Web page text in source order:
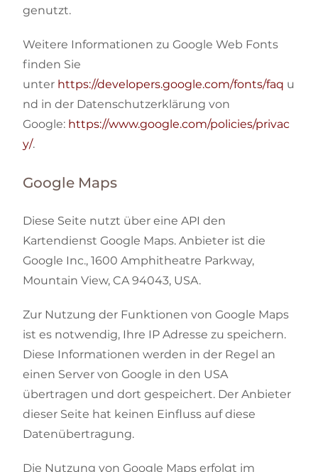
genutzt.
Weitere Informationen zu Google Web Fonts
finden Sie
unter https://developers.google.com/fonts/faq u
nd in der Datenschutzerklärung von
Google: https://www.google.com/policies/privac
y/.
Google Maps
Diese Seite nutzt über eine API den
Kartendienst Google Maps. Anbieter ist die
Google Inc., 1600 Amphitheatre Parkway,
Mountain View, CA 94043, USA.
Zur Nutzung der Funktionen von Google Maps
ist es notwendig, Ihre IP Adresse zu speichern.
Diese Informationen werden in der Regel an
einen Server von Google in den USA
übertragen und dort gespeichert. Der Anbieter
dieser Seite hat keinen Einfluss auf diese
Datenübertragung.
Die Nutzung von Google Maps erfolgt im